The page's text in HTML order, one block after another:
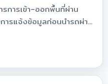
การเข้า–ออกพื้นที่ผ่าน
ารแจ้งข้อมูลก่อนนำรถผ่าน
การ การยืนยันตัวตน การ
รจัดการประกาศความเป็น
คุมการผ่านเข้า–ออกพื้นที่
ดคล้องกับการคุ้มครอง